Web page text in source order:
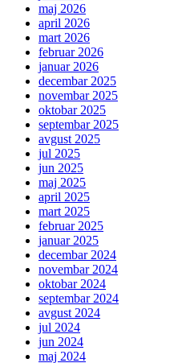
maj 2026
april 2026
mart 2026
februar 2026
januar 2026
decembar 2025
novembar 2025
oktobar 2025
septembar 2025
avgust 2025
jul 2025
jun 2025
maj 2025
april 2025
mart 2025
februar 2025
januar 2025
decembar 2024
novembar 2024
oktobar 2024
septembar 2024
avgust 2024
jul 2024
jun 2024
maj 2024